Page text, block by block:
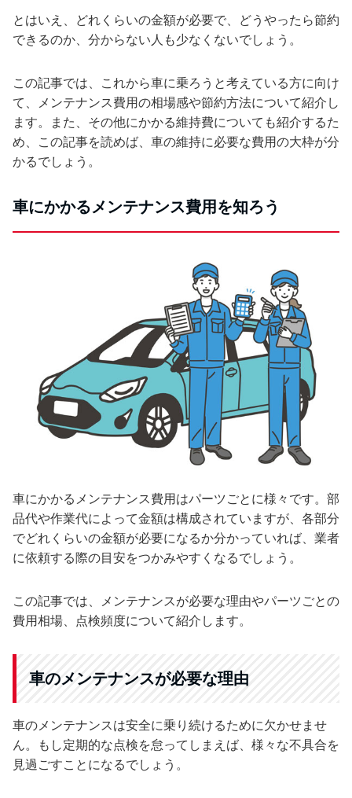
とはいえ、どれくらいの金額が必要で、どうやったら節約
できるのか、分からない人も少なくないでしょう。
この記事では、これから車に乗ろうと考えている方に向け
て、メンテナンス費用の相場感や節約方法について紹介し
ます。また、その他にかかる維持費についても紹介するた
め、この記事を読めば、車の維持に必要な費用の大枠が分
かるでしょう。
車にかかるメンテナンス費用を知ろう
車にかかるメンテナンス費用はパーツごとに様々です。部
品代や作業代によって金額は構成されていますが、各部分
でどれくらいの金額が必要になるか分かっていれば、業者
に依頼する際の目安をつかみやすくなるでしょう。
この記事では、メンテナンスが必要な理由やパーツごとの
費用相場、点検頻度について紹介します。
車のメンテナンスが必要な理由
車のメンテナンスは安全に乗り続けるために欠かせませ
ん。もし定期的な点検を怠ってしまえば、様々な不具合を
見過ごすことになるでしょう。